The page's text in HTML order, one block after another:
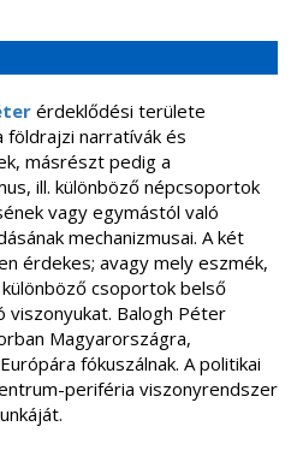
érdeklődési területe
földrajzi narratívák és
másrészt pedig a
ill. különböző népcsoportok
vagy egymástól való
mechanizmusai. A két
érdekes; avagy mely eszmék,
csoportok belső
viszonyukat. Balogh Péter
Magyarországra,
fókuszálnak. A politikai
periféria viszonyrendszer